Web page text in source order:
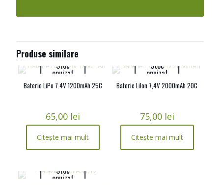
Produse similare
Stoc
epuizat
Baterie LiPo 7.4V 1200mAh 25C
65,00 lei
Citește mai mult
Stoc
epuizat
Baterie LiIon 7,4V 2000mAh 20C
75,00 lei
Citește mai mult
Stoc
epuizat